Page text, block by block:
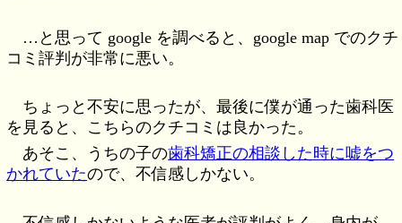
…と思って google を調べると、google map でのクチ
コミ評判が非常に悪い。
ちょっと不安に思ったが、最後に僕が通った歯科医
を見ると、こちらのクチコミは良かった。
あそこ、うちの子の歯科矯正の相談した時に嘘をつ
かれていたので、不信感しかない。